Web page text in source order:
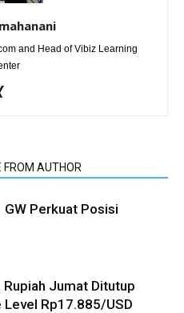
and Head of Vibiz Learning
FROM AUTHOR
GW Perkuat Posisi
Rupiah Jumat Ditutup
Level Rp17.885/USD